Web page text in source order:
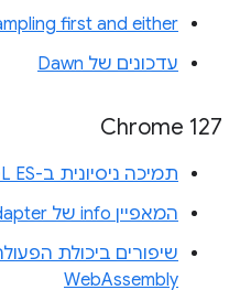
first and either
עדכונים של Dawn
Chrome 127
תמיכה ניסיונית ב-OpenGL ES ב-Android
המאפיין info של GPUAdapter
שיפורים ביכולת
WebAssembly